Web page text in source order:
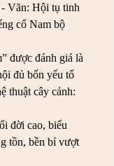
Văn: Hội tụ tinh
cổ Nam bộ
được đánh giá là
đủ bốn yếu tố
thuật cây cảnh:
đời cao, biểu
tồn, bền bỉ vượt